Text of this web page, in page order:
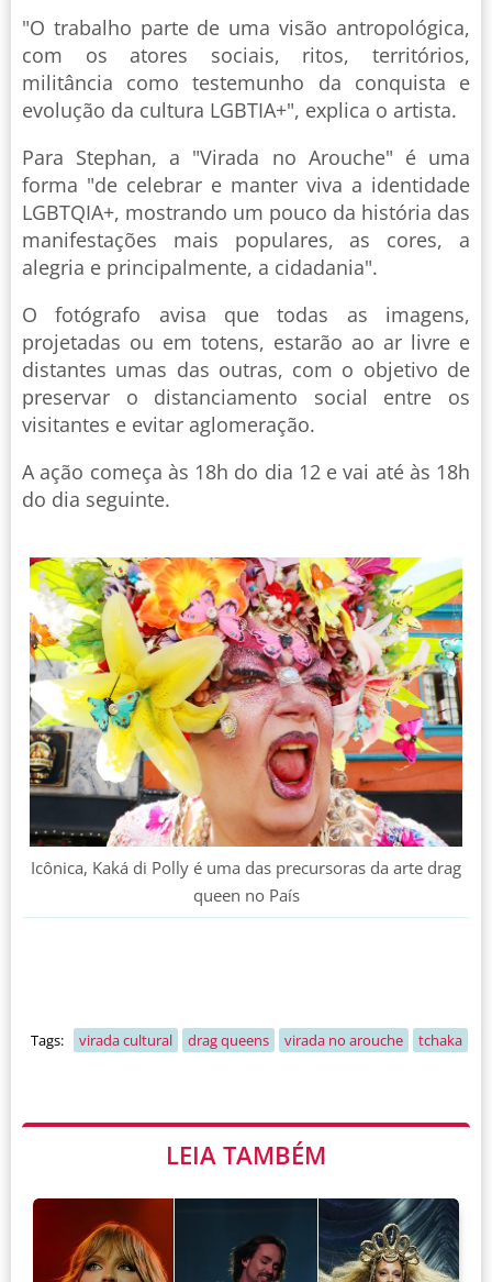
"O trabalho parte de uma visão antropológica,
com os atores sociais, ritos, territórios,
militância como testemunho da conquista e
evolução da cultura LGBTIA+", explica o artista.
Para Stephan, a "Virada no Arouche" é uma
forma "de celebrar e manter viva a identidade
LGBTQIA+, mostrando um pouco da história das
manifestações mais populares, as cores, a
alegria e principalmente, a cidadania".
O fotógrafo avisa que todas as imagens,
projetadas ou em totens, estarão ao ar livre e
distantes umas das outras, com o objetivo de
preservar o distanciamento social entre os
visitantes e evitar aglomeração.
A ação começa às 18h do dia 12 e vai até às 18h
do dia seguinte.
Icônica, Kaká di Polly é uma das precursoras da arte drag
queen no País
Tags: virada cultural drag queens virada no arouche tchaka
LEIA TAMBÉM